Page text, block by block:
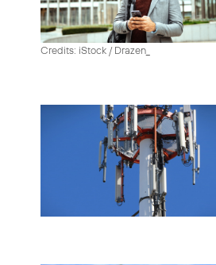
Credits: iStock / Drazen_